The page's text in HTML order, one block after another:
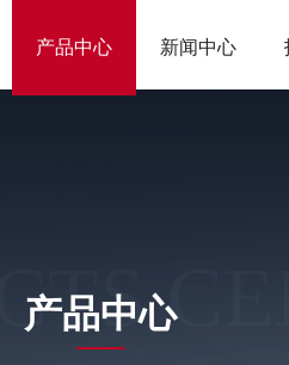
产品中心 新闻中心
产品中心